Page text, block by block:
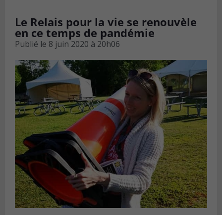
Le Relais pour la vie se renouvèle
en ce temps de pandémie
Publié le 8 juin 2020 à 20h06